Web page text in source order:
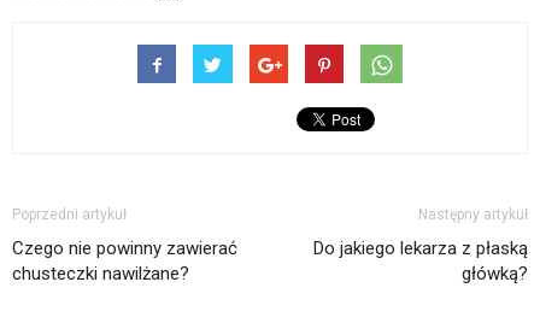
Poprzedni artykuł
Czego nie powinny zawierać
chusteczki nawilżane?
Następny artykuł
Do jakiego lekarza z płaską
główką?